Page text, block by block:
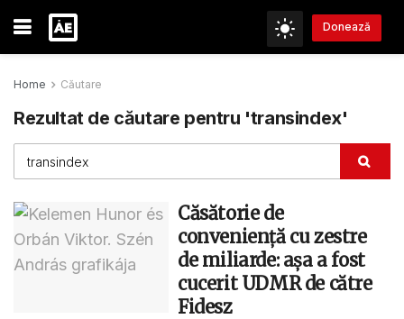
Donează
Home Căutare
Rezultat de căutare pentru 'transindex'
Căsătorie de
conveniență cu zestre
de miliarde: așa a fost
cucerit UDMR de către
Fidesz